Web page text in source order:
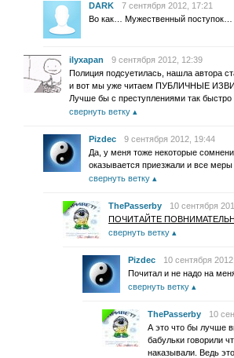
DARK
7 сентября 2012, 17:21
Во как… Мужественный поступок…
ilyxapan
9 сентября 2012, 12:39
Полиция подсуетилась, нашла автора
и вот мы уже читаем ПУБЛИЧНЫЕ
Лучше бы с преступлениями так
свернуть ветку
Pizdec
9 сентября 2012, 19:44
Да, у меня тоже некоторые
оказывается приезжали и все
свернуть ветку
ThePasserby
10 сентября
ПОЧИТАЙТЕ
свернуть ветку
Pizdec
10 сентября
Почитал и не надо на
свернуть ветку
ThePasserby
10
А это что бы лучше
бабульки говорили
наказывали. Ведь